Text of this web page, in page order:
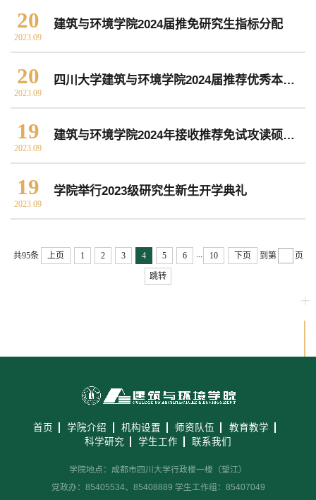
20
2023.09
建筑与环境学院2024届推免研究生指标分配
20
2023.09
四川大学建筑与环境学院2024届推荐优秀本科毕业生免试攻读硕士学位研究生实施办法
19
2023.09
建筑与环境学院2024年接收推荐免试攻读硕士学位研究生和直接攻读博士学位研究生简章
19
2023.09
学院举行2023级研究生新生开学典礼
共95条 上页 1 2 3 4 5 6 ... 10 下页 到第 页
跳转
首页 学院介绍 机构设置 师资队伍
教育教学
科学研究
学生工作 联系我们
学院地点：成都市四川大学行政楼一楼（望江）
党政办：85405534、85408889 学生工作组：85407049